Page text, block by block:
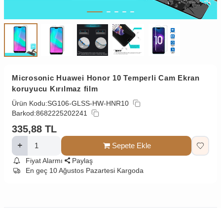
Microsonic Huawei Honor 10 Temperli Cam Ekran
koruyucu Kırılmaz film
Ürün Kodu:SG106-GLSS-HW-HNR10
Barkod:8682225202241
335,88 TL
Sepete Ekle
Fiyat Alarmı
Paylaş
En geç 10 Ağustos Pazartesi Kargoda